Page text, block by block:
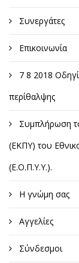
Συνεργάτες
Επικοινωνία
7 8 2018
περίθαλψης
Συμπλήρωση
(ΕΚΠΥ) του
(Ε.Ο.Π.Υ.Υ.).
Η γνώμη σας
Αγγελίες
Σύνδεσμοι